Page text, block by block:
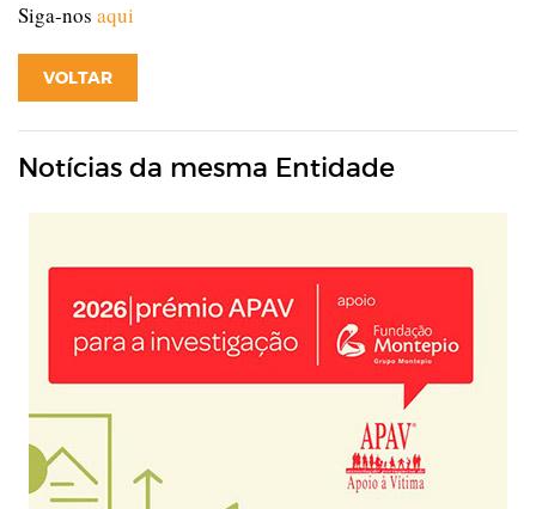
Siga-nos aqui
VOLTAR
Notícias da mesma Entidade